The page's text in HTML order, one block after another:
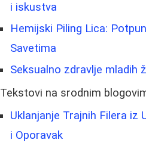
i iskustva
Hemijski Piling Lica:
Savetima
Seksualno zdravlje mladih
Tekstovi na srodnim
Uklanjanje Trajnih Filera iz
i Oporavak